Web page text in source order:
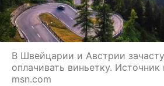
В Швейцарии и Австрии
оплачивать виньетку.
msn.com